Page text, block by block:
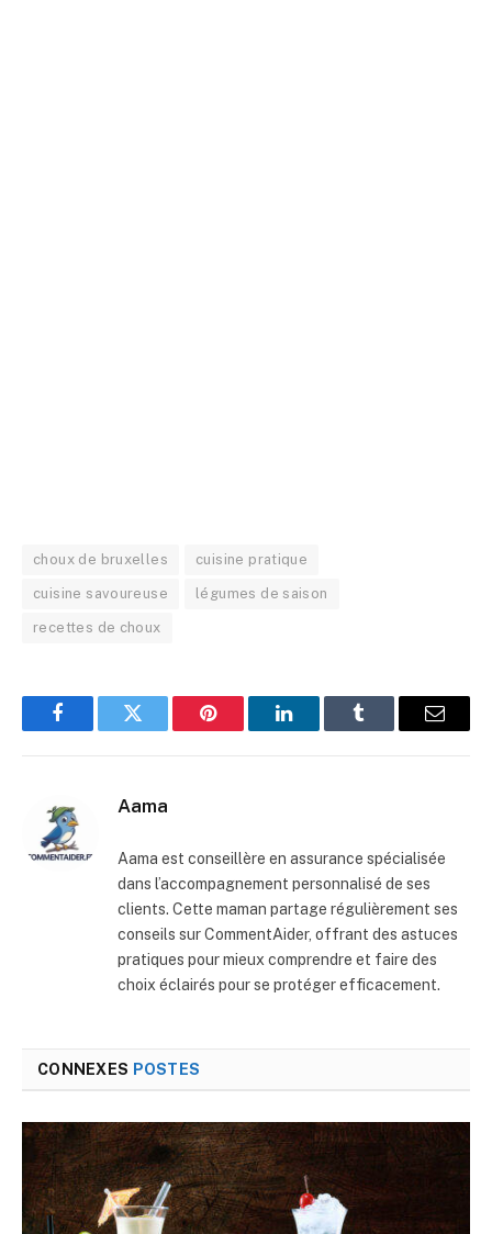
choux de bruxelles cuisine pratique
cuisine savoureuse légumes de saison
recettes de choux
FacebookTwitter Pinterest LinkedInTumblr
E-
Aama
Aama est conseillère en assurance spécialisée
dans l’accompagnement personnalisé de ses
clients. Cette maman partage régulièrement ses
conseils sur CommentAider, offrant des astuces
pratiques pour mieux comprendre et faire des
choix éclairés pour se protéger efficacement.
CONNEXES POSTES